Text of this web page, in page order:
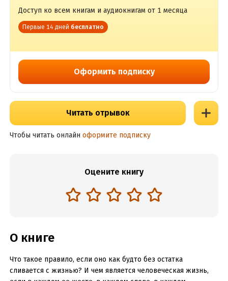
Доступ ко всем книгам и аудиокнигам от 1 месяца
Первые 14 дней бесплатно
Оформить подписку
Читать отрывок
Чтобы читать онлайн оформите подписку
Оцените книгу
О книге
Что такое правило, если оно как будто без остатка
сливается с жизнью? И чем является человеческая жизнь,